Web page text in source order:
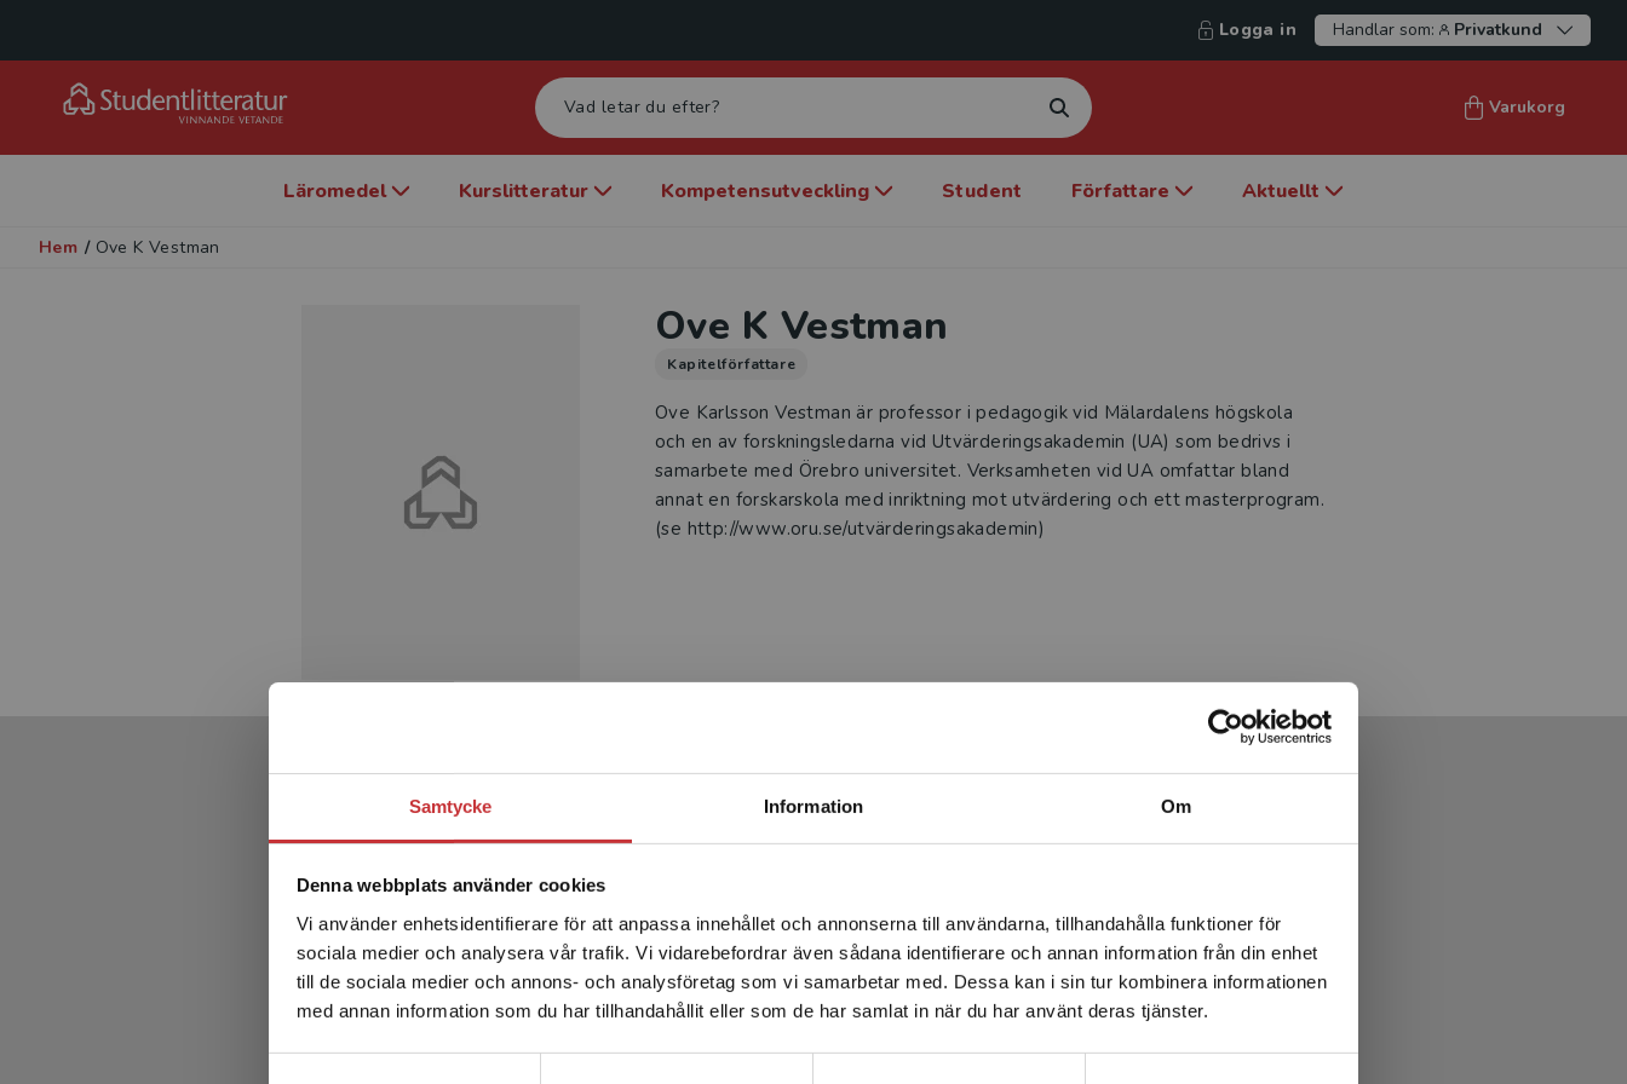
Samtycke Information Om
Denna webbplats använder cookies
Vi använder enhetsidentifierare för att anpassa innehållet och annonserna till användarna, tillhandahålla funktioner för
sociala medier och analysera vår trafik. Vi vidarebefordrar även sådana identifierare och annan information från din enhet
till de sociala medier och annons- och analysföretag som vi samarbetar med. Dessa kan i sin tur kombinera informationen
med annan information som du har tillhandahållit eller som de har samlat in när du har använt deras tjänster.
Begränsad fraktregion
Det verkar som att du besöker studentlitteratur.se via en
enhet utanför Sverige. Vi erbjuder inte leveranser utanför
Sverige. För att kunna slutföra ett köp måste
leveransadressen vara i Sverige.Läs mer
Logga in Handlar som: Privatkund
Varukorg
Läromedel Kurslitteratur Kompetensutveckling Student Författare Aktuellt
Hem / Ove K Vestman
Ove K Vestman
Kapitelförfattare
Ove Karlsson Vestman är professor i pedagogik vid Mälardalens högskola
och en av forskningsledarna vid Utvärderingsakademin (UA) som bedrivs i
samarbete med Örebro universitet. Verksamheten vid UA omfattar bland
annat en forskarskola med inriktning mot utvärdering och ett masterprogram.
(se http://www.oru.se/utvärderingsakademin)
Produkter